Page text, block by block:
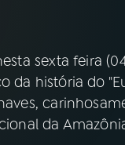
Facebook
sexta feira
da história do
da